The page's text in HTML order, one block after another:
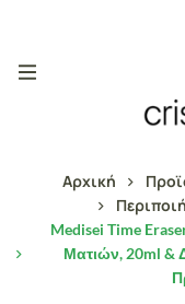
Αρχική
Medisei Time
Ματιών, 20ml